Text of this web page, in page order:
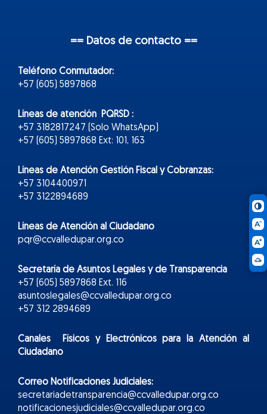
== Datos de contacto ==
Teléfono Conmutador:
+57 (605) 5897868
Líneas de atención PQRSD :
+57 3182817247 (Solo WhatsApp)
+57 (605) 5897868 Ext: 101, 163
Líneas de Atención Gestión Fiscal y Cobranzas:
+57 3104400971
+57 3122894689
Líneas de Atención al Ciudadano
pqr@ccvalledupar.org.co
Secretaría de Asuntos Legales y de Transparencia
+57 (605) 5897868 Ext. 116
asuntoslegales@ccvalledupar.org.co
+57 312 2894689
Canales Físicos yElectrónicospara la Atención al
Ciudadano
Correo Notificaciones Judiciales:
secretariadetransparencia@ccvalledupar.org.co
notificacionesjudiciales@ccvalledupar.org.co